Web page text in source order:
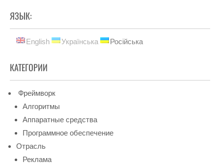
ЯЗЫК:
English Українська Російська
КАТЕГОРИИ
Фреймворк
Алгоритмы
Аппаратные средства
Программное обеспечение
Отрасль
Реклама